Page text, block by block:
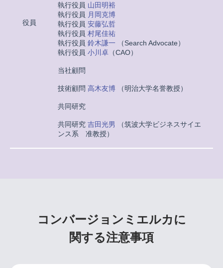
役員
執行役員 山田明裕
執行役員 月岡克博
執行役員 安藤弘哲
執行役員 村尾佳祐
執行役員 鈴木謙一 （Search Advocate）
執行役員 小川卓 （CAO）
当社顧問
技術顧問 高木友博 （明治大学名誉教授）
共同研究
共同研究 吉田光男
（筑波大学ビジネスサイエ
ンス系 准教授）
コンバージョンミエルカに
関する注意事項